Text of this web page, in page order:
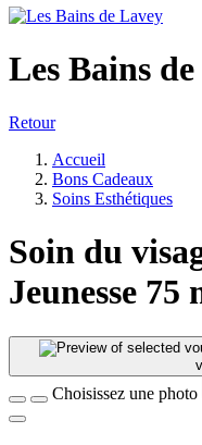
Les Bains
Retour
Accueil
Bons Cadeaux
Soins Esthétiques
Soin du
Jeunesse 75
Choisissez une photo